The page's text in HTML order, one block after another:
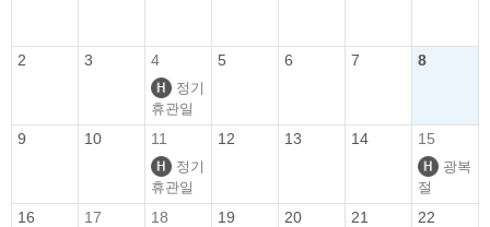
2 3 4
정기
휴관일
5 6 7 8
9 10 11
정기
휴관일
12 13 14 15
광복
절
16 17 18 19 20 21 22